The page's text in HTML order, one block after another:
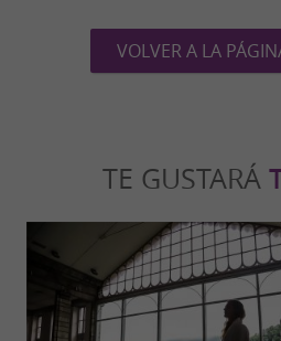
VOLVER A LA
TE GUSTARÁ